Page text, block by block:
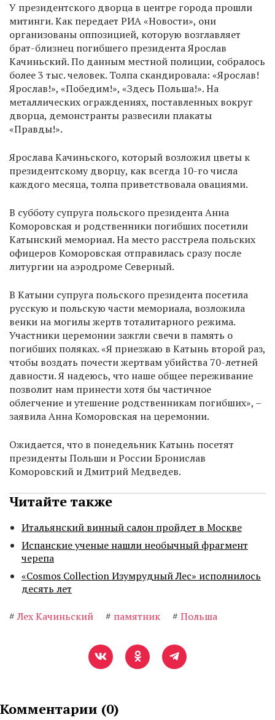
У президентского дворца в центре города прошли
митинги. Как передает РИА «Новости», они
организованы оппозицией, которую возглавляет
брат-близнец погибшего президента Ярослав
Качиньский. По данным местной полиции, собралось
более 3 тыс. человек. Толпа скандировала: «Ярослав!
Ярослав!», «Победим!», «Здесь Польша!». На
металлических ограждениях, поставленных вокруг
дворца, демонстранты развесили плакаты
«Правды!».
Ярослава Качиньского, который возложил цветы к
президентскому дворцу, как всегда 10-го числа
каждого месяца, толпа приветствовала овациями.
В субботу супруга польского президента Анна
Коморовская и родственники погибших посетили
Катынский мемориал. На место расстрела польских
офицеров Коморовская отправилась сразу после
литургии на аэродроме Северный.
В Катыни супруга польского президента посетила
русскую и польскую части мемориала, возложила
венки на могилы жертв тоталитарного режима.
Участники церемонии зажгли свечи в память о
погибших поляках. «Я приезжаю в Катынь второй раз,
чтобы воздать почести жертвам убийства 70-летней
давности. Я надеюсь, что наше общее переживание
позволит нам принести хотя бы частичное
облегчение и утешение родственникам погибших», –
заявила Анна Коморовская на церемонии.
Ожидается, что в понедельник Катынь посетят
президенты Польши и России Бронислав
Коморовский и Дмитрий Медведев.
Читайте также
Итальянский винный салон пройдет в Москве
Испанские ученые нашли необычный фрагмент
черепа
«Cosmos Collection Изумрудный Лес» исполнилось
десять лет
# Лех Качиньский # памятник # Польша
Комментарии (0)